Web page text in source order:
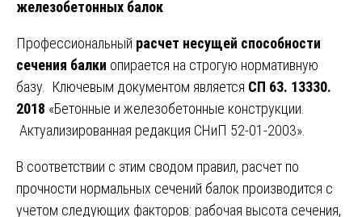
железобетонных балок
Профессиональный расчет несущей способности
сечения балки опирается на строгую нормативную
базу. Ключевым документом является СП 63. 13330.
2018 «Бетонные и железобетонные конструкции.
Актуализированная редакция СНиП 52-01-2003».
В соответствии с этим сводом правил, расчет по
прочности нормальных сечений балок производится с
учетом следующих факторов: рабочая высота сечения,